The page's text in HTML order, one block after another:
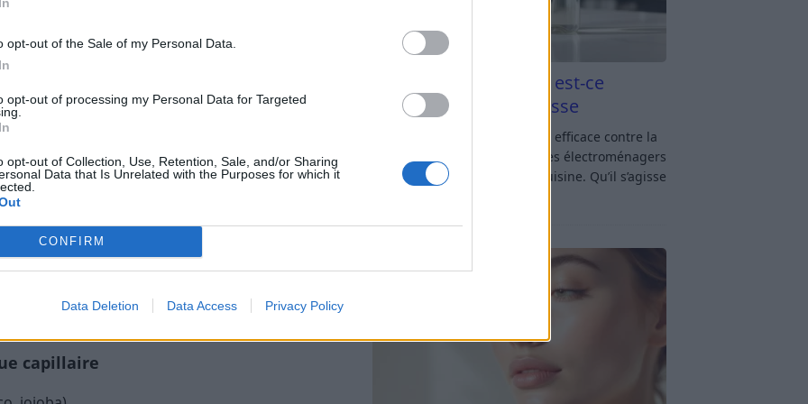
opt-out of the Sale of my Personal Data.
opt-out of processing my Personal Data for Targeted
opt-out of Collection, Use, Retention, Sale, and/or Sharing
Data that Is Unrelated with the Purposes for which it
CONFIRM
Data Deletion Data Access Privacy Policy
et plus riche que l’après-shampoing. Son
renforcer la fibre capillaire sur le long terme. Il
abîmés, fragilisés, ou traités chimiquement
intensive
s’applique généralement une à deux fois
Après un shampooing, il faut l’étaler sur
et zones abîmées, puis le laisser agir entre
Certains masques peuvent également
plus ciblée, selon les recommandations du
capillaire
Vinaigre blanc et four est-ce
efficace contre la graisse
Vinaigre blanc et four : est-ce efficace contre la
graisse ? Le four fait partie des électroménagers
les plus sollicités dans une cuisine. Qu’il s’agisse